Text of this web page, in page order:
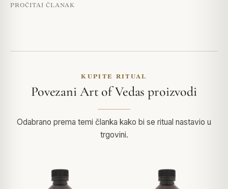
PROČITAJ ČLANAK
KUPITE RITUAL
Povezani Art of Vedas proizvodi
Odabrano prema temi članka kako bi se ritual nastavio u
trgovini.